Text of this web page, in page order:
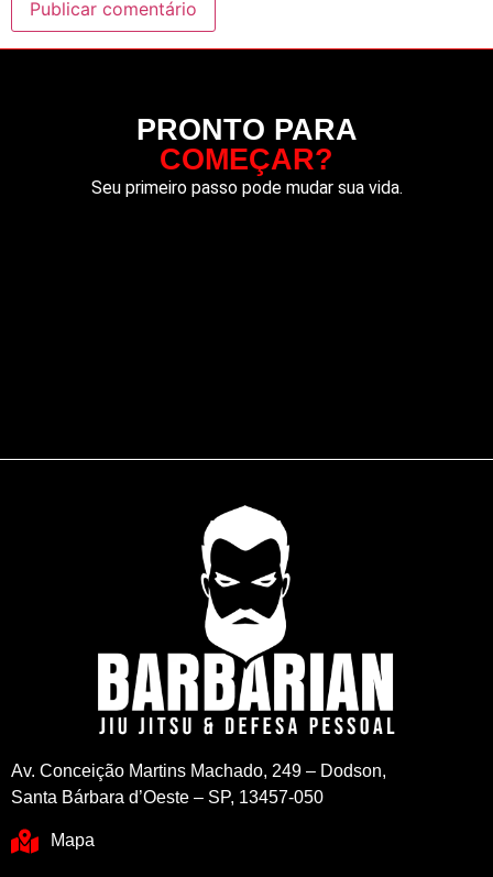
PRONTO PARA
COMEÇAR?
Seu primeiro passo pode mudar sua vida.
Av. Conceição Martins Machado, 249 – Dodson,
Santa Bárbara d’Oeste – SP, 13457-050
Mapa